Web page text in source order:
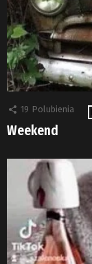
19 Polubienia
Weekend